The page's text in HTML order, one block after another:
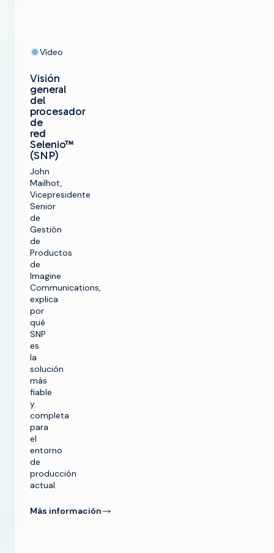
Vídeo
Visión
general
del
procesador
de
red
Selenio™
(SNP)
John
Mailhot,
Vicepresidente
Senior
de
Gestión
de
Productos
de
Imagine
Communications,
explica
por
qué
SNP
es
la
solución
más
fiable
y
completa
para
el
entorno
de
producción
actual.
Más información
SOLUCIONES
Hacer TV